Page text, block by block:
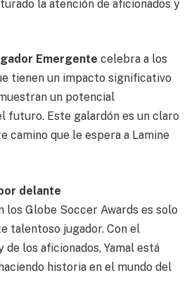
la atención de aficionados y
Emergente celebra a los
tienen un impacto significativo
un potencial
futuro. Este galardón es un claro
camino que le espera a Lamine
delante
los Globe Soccer Awards es solo
talentoso jugador. Con el
de los aficionados, Yamal está
historia en el mundo del